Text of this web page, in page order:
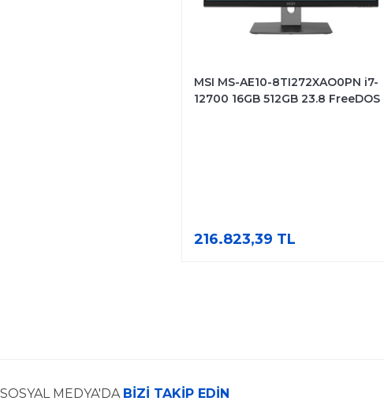
MSI MS-AE10-8TI272XAO0PN i7-
12700 16GB 512GB 23.8 FreeDOS
216.823,39 TL
SOSYAL MEDYA'DA BİZİ TAKİP EDİN